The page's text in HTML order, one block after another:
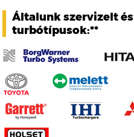
Általunk szervizelt
turbótípusok:**